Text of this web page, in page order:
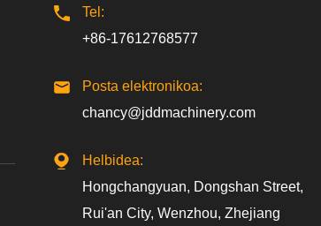
Tel:
+86-17612768577
Posta elektronikoa:
chancy@jddmachinery.com
Helbidea:
Hongchangyuan, Dongshan Street,
Rui'an City, Wenzhou, Zhejiang